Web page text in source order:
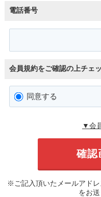
電話番号
会員規約をご確認の上チェ
同意する
▼会
※ご記入頂いたメールアド
をお送